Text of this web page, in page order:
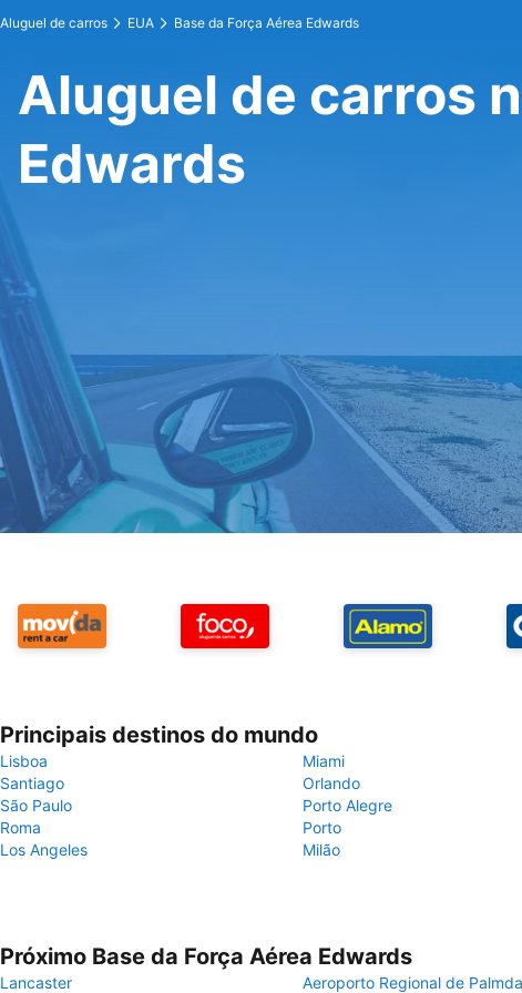
Aluguel de carros EUA Base da Força Aérea Edwards
Aluguel de carros
Edwards
Principais destinos do mundo
Lisboa
Miami
Santiago
Orlando
São Paulo
Porto Alegre
Roma
Porto
Los Angeles
Milão
Próximo Base da Força Aérea Edwards
Lancaster Aeroporto Regional de